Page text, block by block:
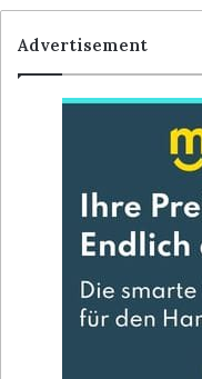
Advertisement